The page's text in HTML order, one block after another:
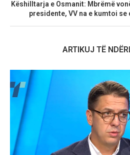
Këshilltarja e Osmanit: Mbrëmë
presidente, VV na e kumtoi
ARTIKUJ TË